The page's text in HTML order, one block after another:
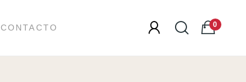
CONTACTO 0